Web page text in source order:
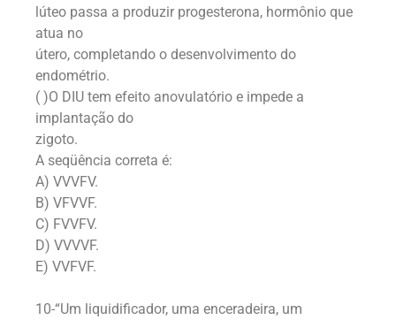
lúteo passa a produzir progesterona, hormônio que
atua no
útero, completando o desenvolvimento do
endométrio.
( )O DIU tem efeito anovulatório e impede a
implantação do
zigoto.
A seqüência correta é:
A) VVVFV.
B) VFVVF.
C) FVVFV.
D) VVVVF.
E) VVFVF.
10-“Um liquidificador, uma enceradeira, um